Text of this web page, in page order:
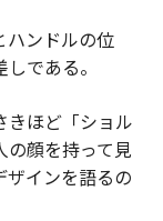
ハンドルの位
である。
きほど「ショル
の顔を持って見
ザインを語るの